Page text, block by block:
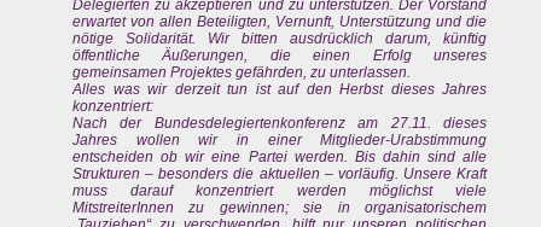
Delegierten zu akzeptieren und zu unterstützen. Der Vorstand
erwartet von allen Beteiligten, Vernunft, Unterstützung und die
nötige Solidarität. Wir bitten ausdrücklich darum, künftig
öffentliche Äußerungen, die einen Erfolg unseres
gemeinsamen Projektes gefährden, zu unterlassen.
Alles was wir derzeit tun ist auf den Herbst dieses Jahres
konzentriert:
Nach der Bundesdelegiertenkonferenz am 27.11. dieses
Jahres wollen wir in einer Mitglieder-Urabstimmung
entscheiden ob wir eine Partei werden. Bis dahin sind alle
Strukturen – besonders die aktuellen – vorläufig. Unsere Kraft
muss darauf konzentriert werden möglichst viele
MitstreiterInnen zu gewinnen; sie in organisatorischem